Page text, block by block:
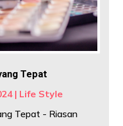
Tepat
| Life Style
Tepat - Riasan